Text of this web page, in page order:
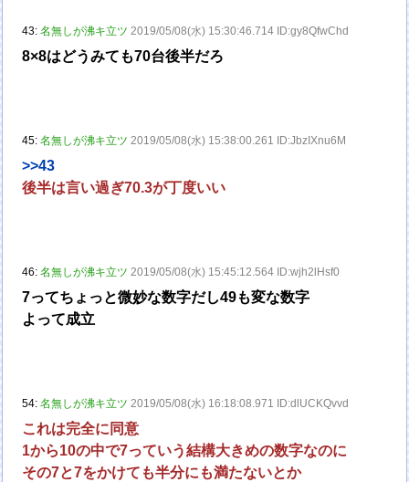
43:名無しが沸キ立ツ 2019/05/08(水) 15:30:46.714 ID:gy8QfwChd
8×8はどうみても70台後半だろ
45:名無しが沸キ立ツ 2019/05/08(水) 15:38:00.261 ID:JbzIXnu6M
>>43
後半は言い過ぎ70.3が丁度いい
46:名無しが沸キ立ツ 2019/05/08(水) 15:45:12.564 ID:wjh2lHsf0
7ってちょっと微妙な数字だし49も変な数字
よって成立
54:名無しが沸キ立ツ 2019/05/08(水) 16:18:08.971 ID:dlUCKQvvd
これは完全に同意
1から10の中で7っていう結構大きめの数字なのに
その7と7をかけても半分にも満たないとか